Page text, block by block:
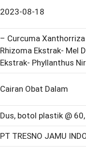
2023-08-18
– Curcuma
Rhizoma Ekstrak- Mel
Ekstrak- Phyllanthus
Cairan Obat Dalam
Dus, botol plastik @
PT TRESNO JAMU